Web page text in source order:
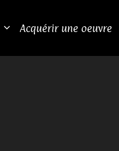
Acquérir une oeuvre